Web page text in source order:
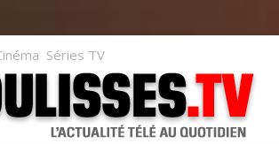
Séries TV